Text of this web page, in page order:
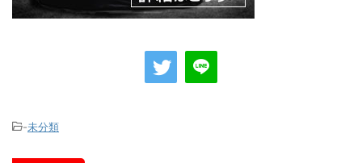
-未分類